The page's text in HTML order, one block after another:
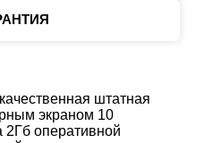
штатная
экраном 10
оперативной